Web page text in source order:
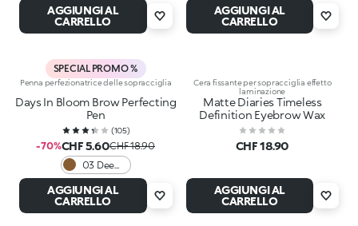
AGGIUNGI AL
CARRELLO
AGGIUNGI AL
CARRELLO
SPECIAL PROMO %
Penna perfezionatrice delle sopracciglia
Days In Bloom Brow Perfecting
Pen
(105)
-70%CHF 5.60CHF 18.90
03 Deep
Brunettes
AGGIUNGI AL
CARRELLO
Cera fissante per sopracciglia effetto
laminazione
Matte Diaries Timeless
Definition Eyebrow Wax
CHF 18.90
AGGIUNGI AL
CARRELLO